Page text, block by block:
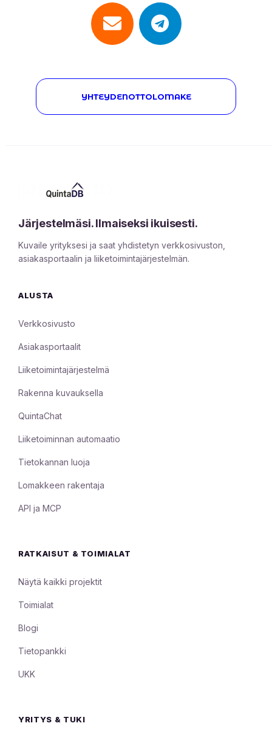
YHTEYDENOTTOLOMAKE
Järjestelmäsi. Ilmaiseksi ikuisesti.
Kuvaile yrityksesi ja saat yhdistetyn verkkosivuston,
asiakasportaalin ja liiketoimintajärjestelmän.
ALUSTA
Verkkosivusto
Asiakasportaalit
Liiketoimintajärjestelmä
Rakenna kuvauksella
QuintaChat
Liiketoiminnan automaatio
Tietokannan luoja
Lomakkeen rakentaja
API ja MCP
RATKAISUT & TOIMIALAT
Näytä kaikki projektit
Toimialat
Blogi
Tietopankki
UKK
YRITYS & TUKI